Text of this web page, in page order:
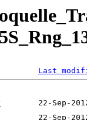
Last